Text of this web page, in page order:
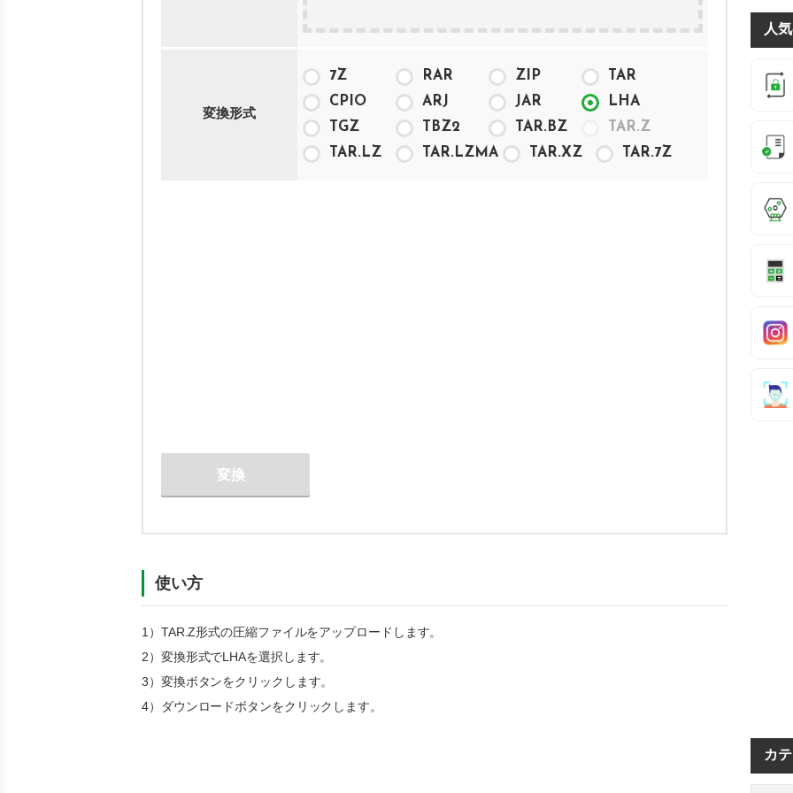
変換形式
7Z RAR ZIP
TAR
CPIO
ARJ JAR
LHA
TGZ
TBZ2 TAR.BZ
TAR.Z
TAR.LZ
TAR.LZMA TAR.XZ TAR.7Z
変換
使い方
1） TAR.Z形式の圧縮ファイルをアップロードします。
2）変換形式でLHAを選択します。
3）変換ボタンをクリックします。
4）ダウンロードボタンをクリックします。
人
カ